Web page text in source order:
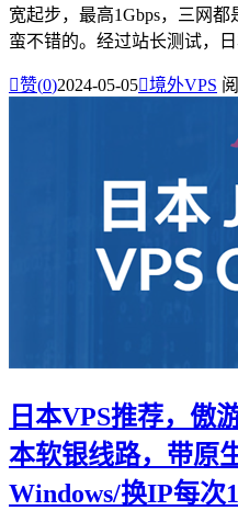
宽起步，最高1Gbps，三网
蛮不错的。经过站长测试，
赞(0)2024-05-05境外VPS
日本VPS推荐，傲
本软银线路，带原
Windows/换IP每次